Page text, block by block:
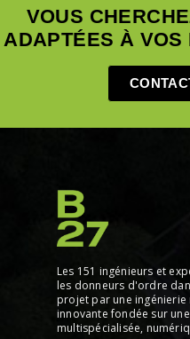
VOUS
ADAPTÉES À VOS
Les 151 ingénieurs et
les donneurs d'ordre
projet par une
innovante fondée sur
multispécialisée,